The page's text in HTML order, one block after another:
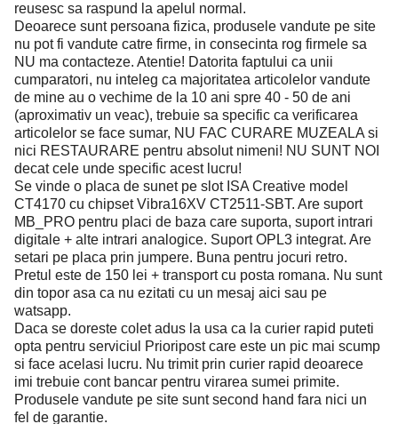
reusesc sa raspund la apelul normal.
Deoarece sunt persoana fizica, produsele vandute pe site
nu pot fi vandute catre firme, in consecinta rog firmele sa
NU ma contacteze. Atentie! Datorita faptului ca unii
cumparatori, nu inteleg ca majoritatea articolelor vandute
de mine au o vechime de la 10 ani spre 40 - 50 de ani
(aproximativ un veac), trebuie sa specific ca verificarea
articolelor se face sumar, NU FAC CURARE MUZEALA si
nici RESTAURARE pentru absolut nimeni! NU SUNT NOI
decat cele unde specific acest lucru!
Se vinde o placa de sunet pe slot ISA Creative model
CT4170 cu chipset Vibra16XV CT2511-SBT. Are suport
MB_PRO pentru placi de baza care suporta, suport intrari
digitale + alte intrari analogice. Suport OPL3 integrat. Are
setari pe placa prin jumpere. Buna pentru jocuri retro.
Pretul este de 150 lei + transport cu posta romana. Nu sunt
din topor asa ca nu ezitati cu un mesaj aici sau pe
watsapp.
Daca se doreste colet adus la usa ca la curier rapid puteti
opta pentru serviciul Prioripost care este un pic mai scump
si face acelasi lucru. Nu trimit prin curier rapid deoarece
imi trebuie cont bancar pentru virarea sumei primite.
Produsele vandute pe site sunt second hand fara nici un
fel de garantie.